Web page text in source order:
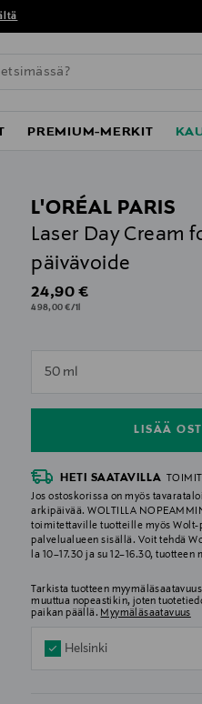
PREMIUM-MERKIT
L'ORÉAL PARIS
Laser Day Cream
päivävoide
Original Price
24,90 €
498,00 €/1l
50 ml
LISÄÄ
null
HETI SAATAVILLA
Jos ostoskorissa on myös
arkipäivää. WOLTILLA
toimitettaville tuotteille myös
palvelualueen sisällä. Voit tehdä
la 10–17.30 ja su 12–16.30,
Tarkista tuotteen
muuttua nopeastikin, joten
paikan päällä. Myymäläsaatavuus
Helsinki